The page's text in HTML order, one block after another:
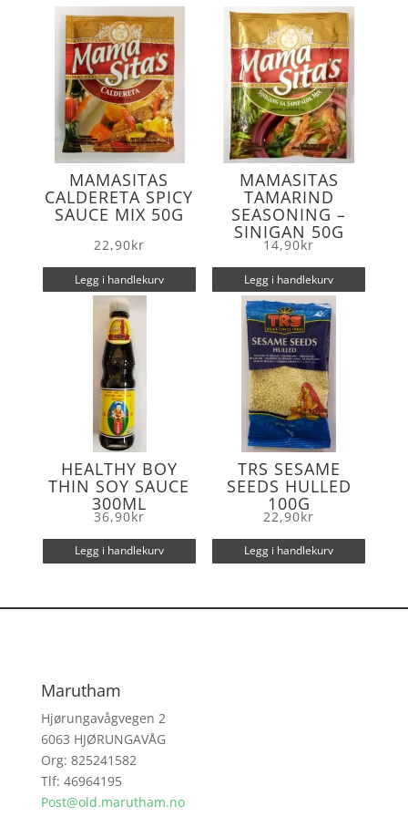
o
k
r
MAMASITAS
CALDERETA SPICY
SAUCE MIX 50G
22,90kr
Legg i handlekurv
MAMASITAS
TAMARIND
SEASONING –
SINIGAN 50G
14,90kr
Legg i handlekurv
HEALTHY BOY
THIN SOY SAUCE
300ML
36,90kr
Legg i handlekurv
TRS SESAME
SEEDS HULLED
100G
22,90kr
Legg i handlekurv
Marutham
Hjørungavågvegen 2
6063 HJØRUNGAVÅG
Org: 825241582
Tlf: 46964195
Post@old.marutham.no